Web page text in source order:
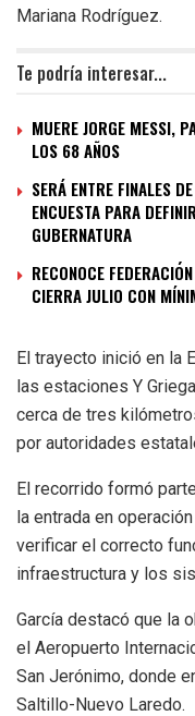
Mariana Rodríguez.
Te podría interesar...
MUERE JORGE MESSI,
LOS 68 AÑOS
SERÁ ENTRE FINALES
ENCUESTA PARA
GUBERNATURA
RECONOCE
CIERRA JULIO CON
El trayecto inició en la
las estaciones Y
cerca de tres
por autoridades
El recorrido formó
la entrada en
verificar el correcto
infraestructura y los
García destacó que la
el Aeropuerto
San Jerónimo, donde
Saltillo-Nuevo Laredo.